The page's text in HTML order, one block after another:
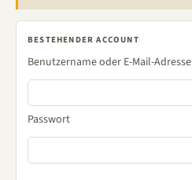
BESTEHENDER ACCOUNT
Benutzername oder E-Mail-Adresse
Passwort